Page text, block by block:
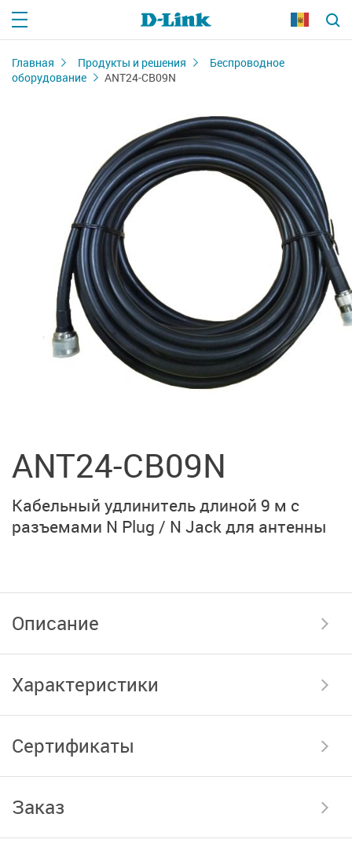
Главная Продукты и решения
Беспроводное
оборудование
ANT24-CB09N
ANT24-CB09N
Кабельный удлинитель длиной 9 м с
разъемами N Plug / N Jack для антенны
Описание
Характеристики
Сертификаты
Заказ